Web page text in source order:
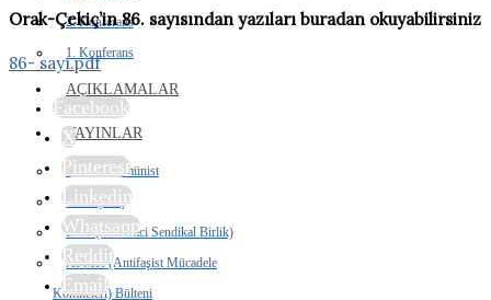
2. Konferans
1. Konferans
AÇIKLAMALAR
YAYINLAR
İhtilalci Komünist
Orak Çekiç
DSB (Devrimci Sendikal Birlik)
AFMK (Antifaşist Mücadele
Komiteleri) Bülteni
Orak-Çekiç’in 86. sayısından yazıları buradan okuyabilirsiniz
86- sayı.pdf
Facebook
X
Pinterest
Linkedin
Whatsapp
Reddit
Email